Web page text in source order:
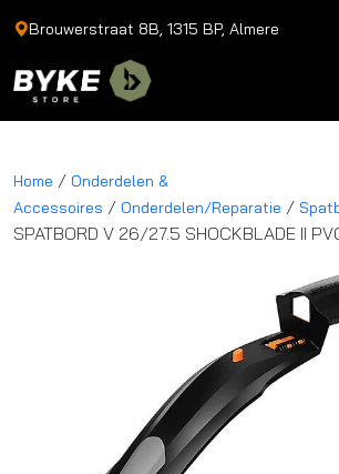
Brouwerstraat 8B, 1315 BP, Almere
Home / Onderdelen &
Accessoires / Onderdelen/Reparatie /
SPATBORD V 26/27.5 SHOCKBLADE II